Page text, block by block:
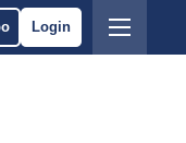
Login